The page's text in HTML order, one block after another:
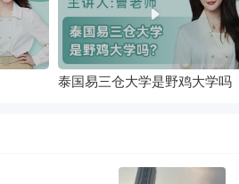
泰国易三仓大学是野鸡大学吗